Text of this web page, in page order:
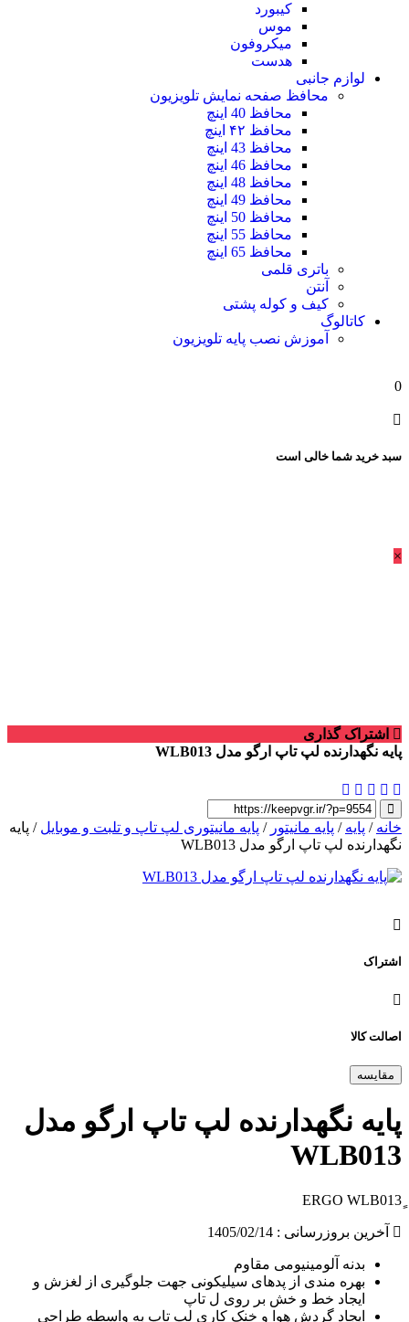
کیبورد
موس
میکروفون
هدست
لوازم جانبی
محافظ صفحه نمایش تلویزیون
محافظ 40 اینچ
محافظ ۴۲ اینچ
محافظ 43 اینچ
محافظ 46 اینچ
محافظ 48 اینچ
محافظ 49 اینچ
محافظ 50 اینچ
محافظ 55 اینچ
محافظ 65 اینچ
باتری قلمی
آنتن
کیف و کوله پشتی
کاتالوگ
آموزش نصب پایه تلویزیون
0
سبد خرید شما خالی است
×
اشتراک گذاری
پایه نگهدارنده لپ تاپ ارگو مدل WLB013
خانه / پایه / پایه مانیتور / پایه مانیتوری لپ تاپ و تلبت و موبایل / پایه
نگهدارنده لپ تاپ ارگو مدل WLB013
اشتراک
اصالت کالا
مقایسه
پایه نگهدارنده لپ تاپ ارگو مدل
WLB013
آخرین بروزرسانی : 1405/02/14
بدنه آلومینیومی مقاوم
بهره مندی از پدهای سیلیکونی جهت جلوگیری از لغزش و
ایجاد خط و خش بر روی ل تاپ
ایجاد گردش هوا و خنک کاری لپ تاپ به واسطه طراحی